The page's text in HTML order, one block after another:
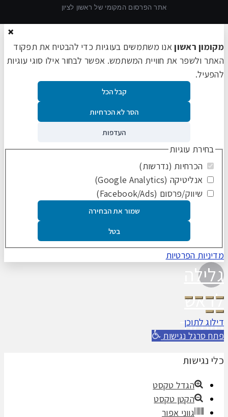
אתר הפרסום המקומי של ראשון לציון
×
מקומון ראשוןאנו משתמשים בעוגיות כדי להבטיח את תפקוד
האתר ולשפר את חוויית המשתמש. אפשר לבחור אילו סוגי עוגיות
להפעיל.
קבל הכל
הסר לא הכרחיות
העדפות
בחירת עוגיות
הכרחיות (נדרשות)
אנליטיקה (Google Analytics)
שיווק/פרסום (Facebook/Ads)
שמור את הבחירה
בטל
מדיניות הפרטיות
גלילה
לראש
העמוד
דילוג לתוכן
פתח סרגל נגישות
כלי נגישות
הגדל טקסט
הקטן טקסט
גווני אפור